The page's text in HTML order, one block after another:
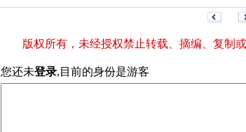
版权所有，未经授权禁止转载、摘编、复制
您还未登录,目前的身份是游客